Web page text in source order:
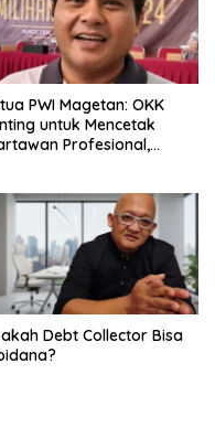
PWI Magetan: OKK
untuk Mencetak
Profesional,
Debt Collector Bisa